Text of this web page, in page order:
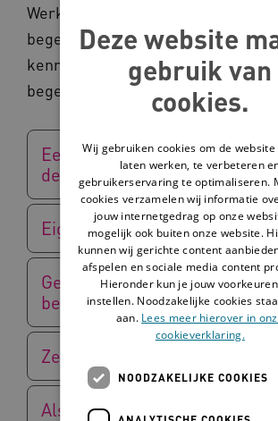
Werk je als begeleider of
begeleider? Houd dan rekening met
kenmerken die cliënten belangrijk
begeleiding.
Een band kunnen opbouwen
de begeleider
Eigen regie
Gemeende aandacht van de
begeleider
Zelf kunnen ervaren
Als totaal mens gezien worden
Deze website
gebruik van
cookies.
Wij gebruiken cookies om de website
laten werken, te verbeteren
gebruikerservaring te optimaliseren.
cookies verzamelen wij informatie
jouw internetgedrag op onze
mogelijk ook buiten onze website.
kunnen wij gerichte content
afspelen en sociale media content
Hieronder kun je jouw
instellen. Noodzakelijke cookies
aan. Lees meer hierover in
cookieverklaring.
NOODZAKELIJKE COOKIES